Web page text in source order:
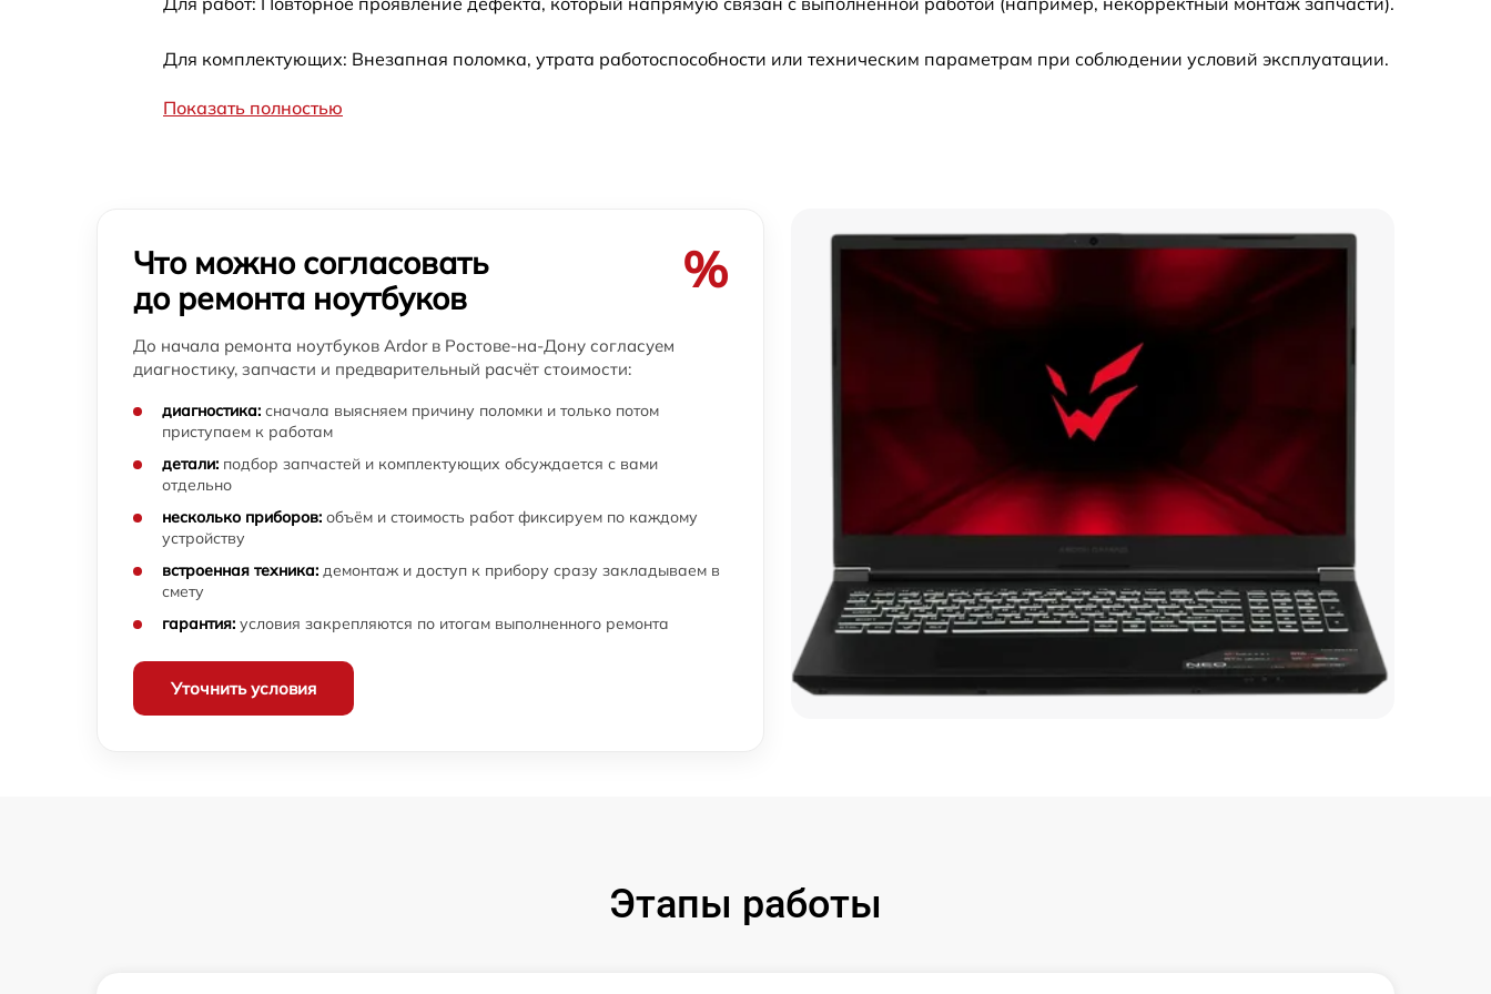
Ремонт мультиконтроллера ноутбука Ardor от 60 мин
Ardor
450 р
750 р
Ремонт южного моста ноутбука Ardor 1500 р
Настройка ОС ноутбука Ardor 820 р
Замена разъема питания ноутбука Ardor 500 р
Замена клавиатуры ноутбука Ardor
Для комплектующих: Внезапная поломка, утрата работоспособности или техническим параметрам при соблюдении условий эксплуатации.
Показать полностью
Что можно согласовать
до ремонта ноутбуков
%
До начала ремонта ноутбуков Ardor в Ростове-на-Дону согласуем
диагностику, запчасти и предварительный расчёт стоимости:
диагностика: сначала выясняем причину поломки и только потом
приступаем к работам
детали: подбор запчастей и комплектующих обсуждается с вами
отдельно
несколько приборов: объём и стоимость работ фиксируем по каждому
устройству
встроенная техника: демонтаж и доступ к прибору сразу закладываем в
смету
гарантия: условия закрепляются по итогам выполненного ремонта
Уточнить условия
Этапы работы